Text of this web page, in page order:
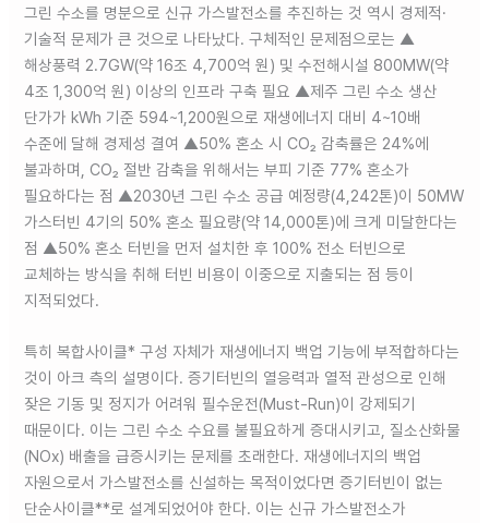
그린 수소를 명분으로 신규 가스발전소를 추진하는 것 역시 경제적·
기술적 문제가 큰 것으로 나타났다. 구체적인 문제점으로는 ▲
해상풍력 2.7GW(약 16조 4,700억 원) 및 수전해시설 800MW(약
4조 1,300억 원) 이상의 인프라 구축 필요 ▲제주 그린 수소 생산
단가가 kWh 기준 594~1,200원으로 재생에너지 대비 4~10배
수준에 달해 경제성 결여 ▲50% 혼소 시 CO₂ 감축률은 24%에
불과하며, CO₂ 절반 감축을 위해서는 부피 기준 77% 혼소가
필요하다는 점 ▲2030년 그린 수소 공급 예정량(4,242톤)이 50MW
가스터빈 4기의 50% 혼소 필요량(약 14,000톤)에 크게 미달한다는
점 ▲50% 혼소 터빈을 먼저 설치한 후 100% 전소 터빈으로
교체하는 방식을 취해 터빈 비용이 이중으로 지출되는 점 등이
지적되었다.
특히 복합사이클* 구성 자체가 재생에너지 백업 기능에 부적합하다는
것이 아크 측의 설명이다. 증기터빈의 열응력과 열적 관성으로 인해
잦은 기동 및 정지가 어려워 필수운전(Must-Run)이 강제되기
때문이다. 이는 그린 수소 수요를 불필요하게 증대시키고, 질소산화물
(NOx) 배출을 급증시키는 문제를 초래한다. 재생에너지의 백업
자원으로서 가스발전소를 신설하는 목적이었다면 증기터빈이 없는
단순사이클**로 설계되었어야 한다. 이는 신규 가스발전소가